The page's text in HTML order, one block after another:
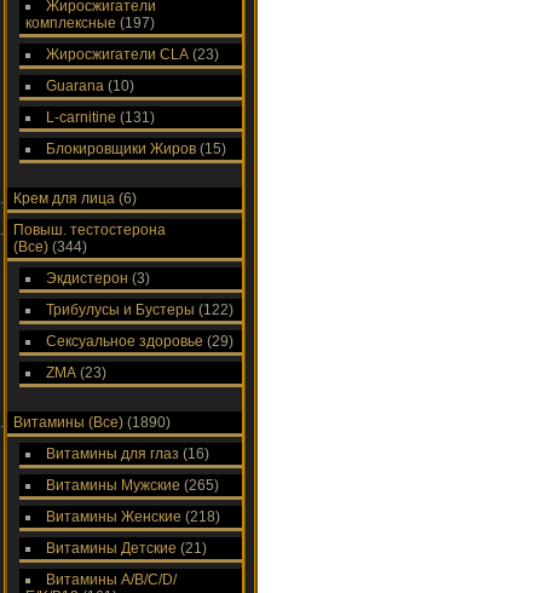
Жиросжигатели
комплексные (197)
Жиросжигатели CLA (23)
Guarana (10)
L-carnitine (131)
Блокировщики Жиров (15)
Крем для лица (6)
Повыш. тестостерона
(Все) (344)
Экдистерон (3)
Трибулусы и Бустеры (122)
Сексуальное здоровье (29)
ZMA (23)
Витамины (Все) (1890)
Витамины для глаз (16)
Витамины Мужские (265)
Витамины Женские (218)
Витамины Детские (21)
Витамины A/В/С/D/